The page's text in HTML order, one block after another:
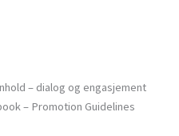
– dialog og engasjement
– Promotion Guidelines